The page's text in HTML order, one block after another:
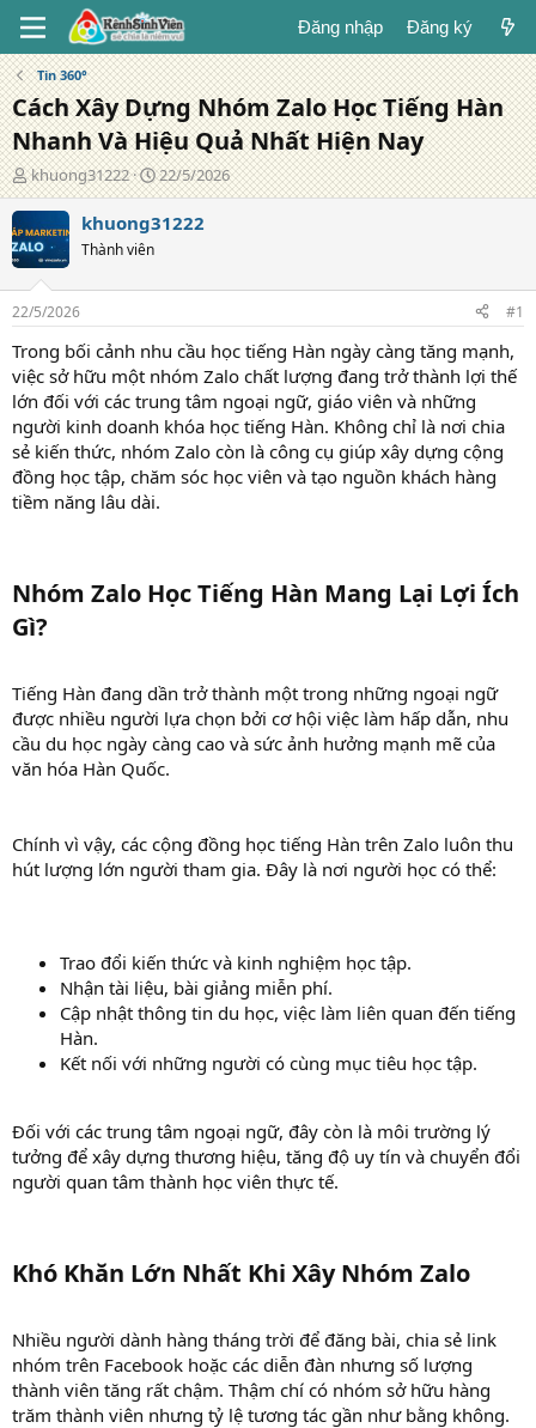
Đăng nhập Đăng ký
Tin 360°
Cách Xây Dựng Nhóm Zalo Học Tiếng Hàn
Nhanh Và Hiệu Quả Nhất Hiện Nay
T
á
c
g
i
ả
khuong31222
N
g
à
g
22/5/2026
khuong31222
Thành viên
22/5/2026 #1
Trong bối cảnh nhu cầu học tiếng Hàn ngày càng tăng mạnh,
việc sở hữu một nhóm Zalo chất lượng đang trở thành lợi thế
lớn đối với các trung tâm ngoại ngữ, giáo viên và những
người kinh doanh khóa học tiếng Hàn. Không chỉ là nơi chia
sẻ kiến thức, nhóm Zalo còn là công cụ giúp xây dựng cộng
đồng học tập, chăm sóc học viên và tạo nguồn khách hàng
tiềm năng lâu dài.
Nhóm Zalo Học Tiếng Hàn Mang Lại Lợi Ích
Gì?​
Tiếng Hàn đang dần trở thành một trong những ngoại ngữ
được nhiều người lựa chọn bởi cơ hội việc làm hấp dẫn, nhu
cầu du học ngày càng cao và sức ảnh hưởng mạnh mẽ của
văn hóa Hàn Quốc.
Chính vì vậy, các cộng đồng học tiếng Hàn trên Zalo luôn thu
hút lượng lớn người tham gia. Đây là nơi người học có thể:
Trao đổi kiến thức và kinh nghiệm học tập.
Nhận tài liệu, bài giảng miễn phí.
Cập nhật thông tin du học, việc làm liên quan đến tiếng
Hàn.
Kết nối với những người có cùng mục tiêu học tập.
Đối với các trung tâm ngoại ngữ, đây còn là môi trường lý
tưởng để xây dựng thương hiệu, tăng độ uy tín và chuyển đổi
người quan tâm thành học viên thực tế.
Khó Khăn Lớn Nhất Khi Xây Nhóm Zalo​
Nhiều người dành hàng tháng trời để đăng bài, chia sẻ link
nhóm trên Facebook hoặc các diễn đàn nhưng số lượng
thành viên tăng rất chậm. Thậm chí có nhóm sở hữu hàng
trăm thành viên nhưng tỷ lệ tương tác gần như bằng không.